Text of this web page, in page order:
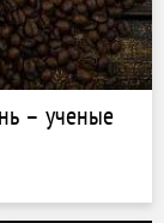
– ученые